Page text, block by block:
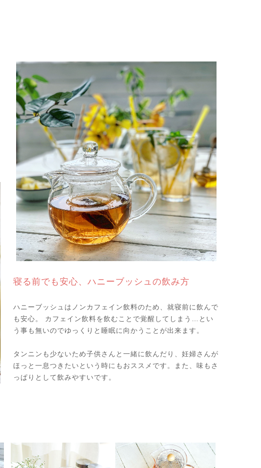
寝る前でも安心、ハニーブッシュの飲み方
ハニーブッシュはノンカフェイン飲料のため、就寝前に飲んで
も安心。 カフェイン飲料を飲むことで覚醒してしまう…とい
う事も無いのでゆっくりと睡眠に向かうことが出来ます。
タンニンも少ないため子供さんと一緒に飲んだり、妊婦さんが
ほっと一息つきたいという時にもおススメです。また、味もさ
っぱりとして飲みやすいです。